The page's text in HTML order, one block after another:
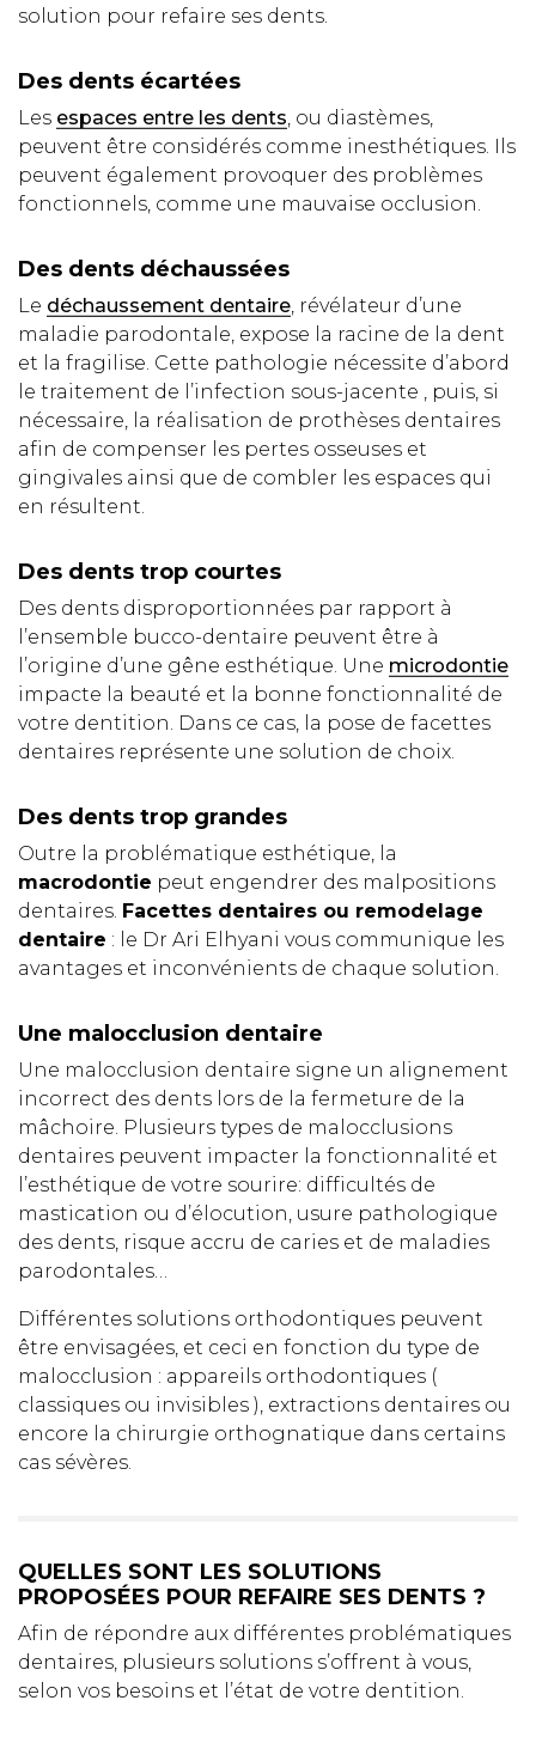
solution pour refaire ses dents.
Des dents écartées
Les espaces entre les dents, ou diastèmes,
peuvent être considérés comme inesthétiques. Ils
peuvent également provoquer des problèmes
fonctionnels, comme une mauvaise occlusion.
Des dents déchaussées
Le déchaussement dentaire, révélateur d’une
maladie parodontale, expose la racine de la dent
et la fragilise. Cette pathologie nécessite d’abord
le traitement de l’infection sous-jacente , puis, si
nécessaire, la réalisation de prothèses dentaires
afin de compenser les pertes osseuses et
gingivales ainsi que de combler les espaces qui
en résultent.
Des dents trop courtes
Des dents disproportionnées par rapport à
l’ensemble bucco-dentaire peuvent être à
l’origine d’une gêne esthétique. Une microdontie
impacte la beauté et la bonne fonctionnalité de
votre dentition. Dans ce cas, la pose de facettes
dentaires représente une solution de choix.
Des dents trop grandes
Outre la problématique esthétique, la
macrodontie peut engendrer des malpositions
dentaires. Facettes dentaires ou remodelage
dentaire : le Dr Ari Elhyani vous communique les
avantages et inconvénients de chaque solution.
Une malocclusion dentaire
Une malocclusion dentaire signe un alignement
incorrect des dents lors de la fermeture de la
mâchoire. Plusieurs types de malocclusions
dentaires peuvent impacter la fonctionnalité et
l’esthétique de votre sourire: difficultés de
mastication ou d’élocution, usure pathologique
des dents, risque accru de caries et de maladies
parodontales…
Différentes solutions orthodontiques peuvent
être envisagées, et ceci en fonction du type de
malocclusion : appareils orthodontiques (
classiques ou invisibles ), extractions dentaires ou
encore la chirurgie orthognatique dans certains
cas sévères.
QUELLES SONT LES SOLUTIONS
PROPOSÉES POUR REFAIRE SES DENTS ?
Afin de répondre aux différentes problématiques
dentaires, plusieurs solutions s’offrent à vous,
selon vos besoins et l’état de votre dentition.